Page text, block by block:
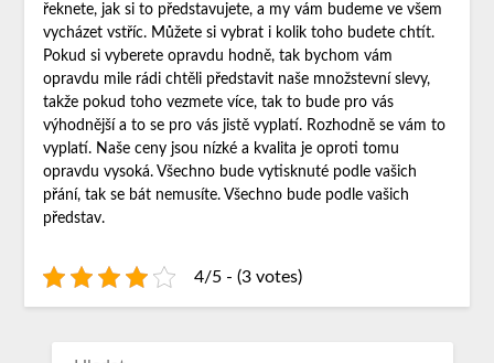
řeknete, jak si to představujete, a my vám budeme ve všem
vycházet vstříc. Můžete si vybrat i kolik toho budete chtít.
Pokud si vyberete opravdu hodně, tak bychom vám
opravdu mile rádi chtěli představit naše množstevní slevy,
takže pokud toho vezmete více, tak to bude pro vás
výhodnější a to se pro vás jistě vyplatí. Rozhodně se vám to
vyplatí. Naše ceny jsou nízké a kvalita je oproti tomu
opravdu vysoká. Všechno bude vytisknuté podle vašich
přání, tak se bát nemusíte. Všechno bude podle vašich
představ.
4/5 - (3 votes)